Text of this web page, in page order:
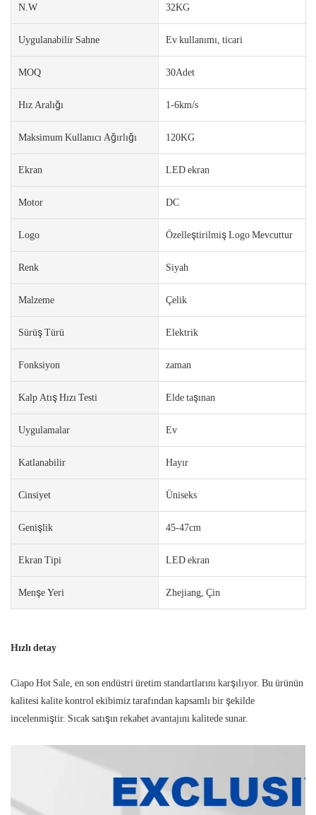
N.W 32KG
Uygulanabilir Sahne Ev kullanımı, ticari
MOQ 30Adet
Hız Aralığı 1-6km/s
Maksimum Kullanıcı Ağırlığı 120KG
Ekran LED ekran
Motor DC
Logo Özelleştirilmiş Logo Mevcuttur
Renk Siyah
Malzeme Çelik
Sürüş Türü Elektrik
Fonksiyon zaman
Kalp Atış Hızı Testi Elde taşınan
Uygulamalar Ev
Katlanabilir Hayır
Cinsiyet Üniseks
Genişlik 45-47cm
Ekran Tipi LED ekran
Menşe Yeri Zhejiang, Çin
Hızlı detay
Ciapo Hot Sale, en son endüstri üretim standartlarını karşılıyor. Bu ürünün
kalitesi kalite kontrol ekibimiz tarafından kapsamlı bir şekilde
incelenmiştir. Sıcak satışın rekabet avantajını kalitede sunar.